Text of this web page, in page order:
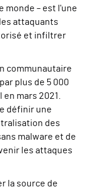
monde – est l'une
attaquants
et infiltrer
communautaire
plus de 5 000
mars 2021.
définir une
des
malware et de
les attaques
la source de